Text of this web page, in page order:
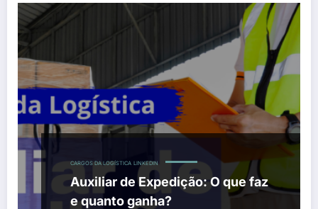
CARGOS DA LOGÍSTICA LINKEDIN
Auxiliar de Expedição: O que faz
e quanto ganha?